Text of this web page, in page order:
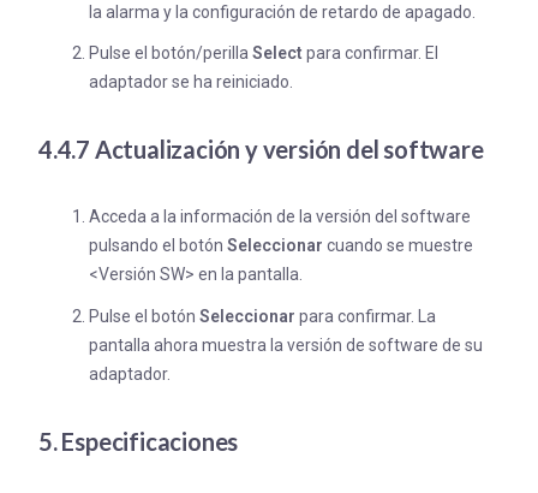
la alarma y la configuración de retardo de apagado.
Pulse el botón/perilla Select para confirmar. El
adaptador se ha reiniciado.
4.4.7 Actualización y versión del software
Acceda a la información de la versión del software
pulsando el botón Seleccionar cuando se muestre
<Versión SW> en la pantalla.
Pulse el botón Seleccionar para confirmar. La
pantalla ahora muestra la versión de software de su
adaptador.
5. Especificaciones